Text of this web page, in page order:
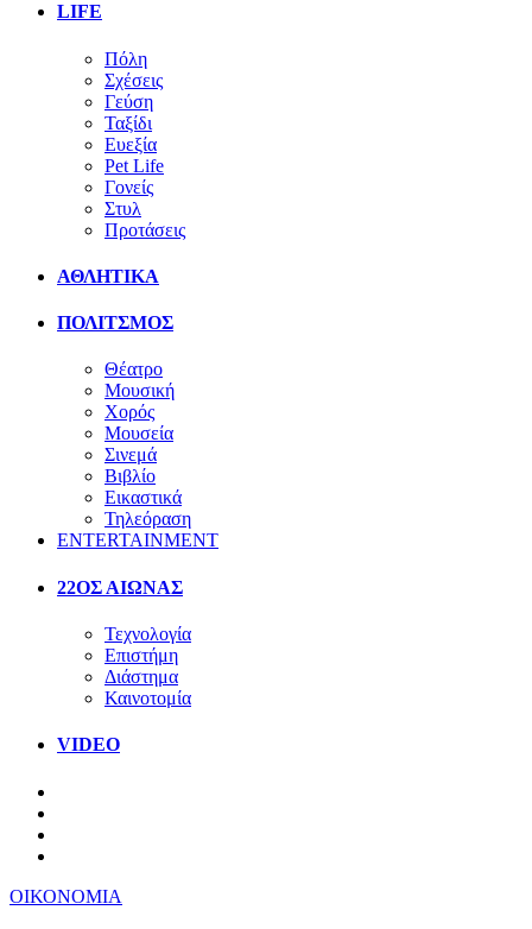
LIFE
Πόλη
Σχέσεις
Γεύση
Ταξίδι
Ευεξία
Pet Life
Γονείς
Στυλ
Προτάσεις
ΑΘΛΗΤΙΚΑ
ΠΟΛΙΤΣΜΟΣ
Θέατρο
Μουσική
Χορός
Μουσεία
Σινεμά
Βιβλίο
Εικαστικά
Τηλεόραση
ENTERTAINMENT
22ΟΣ ΑΙΩΝΑΣ
Τεχνολογία
Επιστήμη
Διάστημα
Καινοτομία
VIDEO
ΟΙΚΟΝΟΜΙΑ